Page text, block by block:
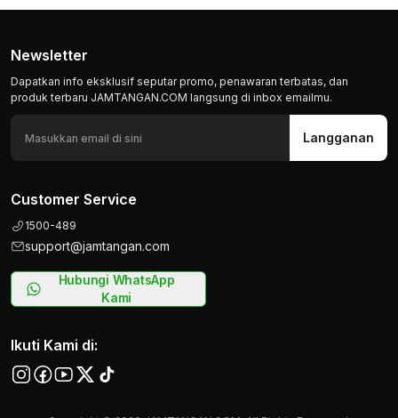
Newsletter
Dapatkan info eksklusif seputar promo, penawaran terbatas, dan
produk terbaru JAMTANGAN.COM langsung di inbox emailmu.
Langganan
Customer Service
1500-489
support@jamtangan.com
Hubungi WhatsApp
Kami
Ikuti Kami di: